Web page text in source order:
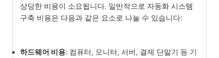
상당한 비용이 소요됩니다. 일반적으로 자동화 시스템
구축 비용은 다음과 같은 요소로 나눌 수 있습니다:
하드웨어 비용: 컴퓨터, 모니터, 서버, 결제 단말기 등 기